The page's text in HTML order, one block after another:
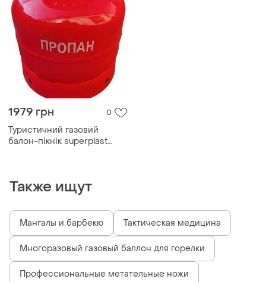
1979 грн 0
Туристичний газовий
балон-пікнік superplast
Также ищут
Мангалы и барбекю Тактическая медицина
Многоразовый газовый баллон для горелки
Профессиональные метательные ножи